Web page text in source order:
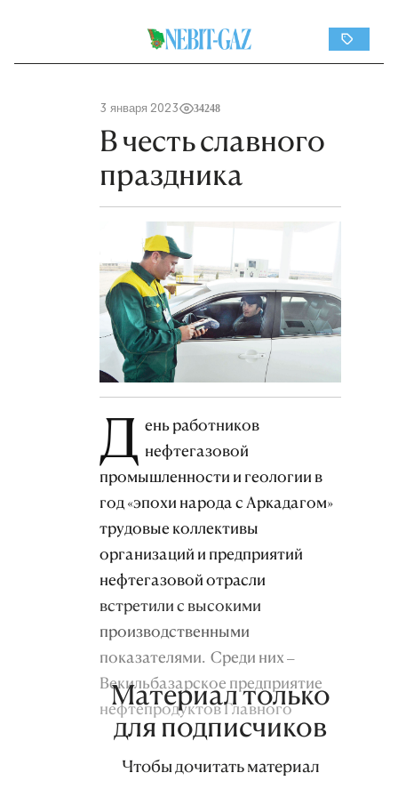
3 января 2023 34248
В честь славного
праздника
Д ень работников
нефтегазовой
промышленности и геологии в
год «эпохи народа с Аркадагом»
трудовые коллективы
организаций и предприятий
нефтегазовой отрасли
встретили с высокими
производственными
показателями. Среди них –
Векильбазарское предприятие
нефтепродуктов Главного
управления
«Türkmennebitönümleri»
Материал только
для подписчиков
Чтобы дочитать материал